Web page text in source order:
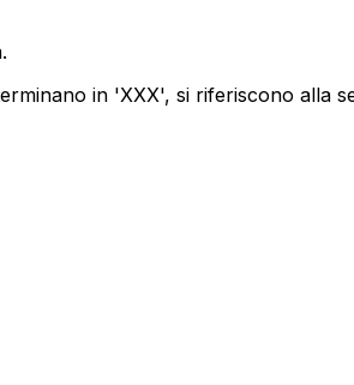
in 'XXX', si riferiscono alla